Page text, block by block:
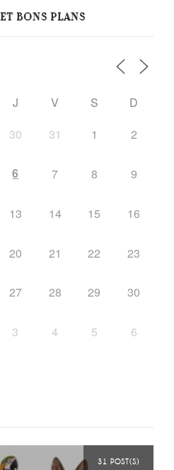
BONS PLANS
J V S
D
30 31 1 2
6 7 8 9
13 14 15 16
20 21 22 23
27 28 29 30
3 4 5 6
31 POST(S)